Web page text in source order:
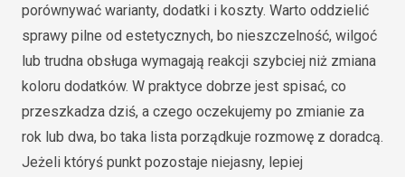
porównywać warianty, dodatki i koszty. Warto oddzielić
sprawy pilne od estetycznych, bo nieszczelność, wilgoć
lub trudna obsługa wymagają reakcji szybciej niż zmiana
koloru dodatków. W praktyce dobrze jest spisać, co
przeszkadza dziś, a czego oczekujemy po zmianie za
rok lub dwa, bo taka lista porządkuje rozmowę z doradcą.
Jeżeli któryś punkt pozostaje niejasny, lepiej